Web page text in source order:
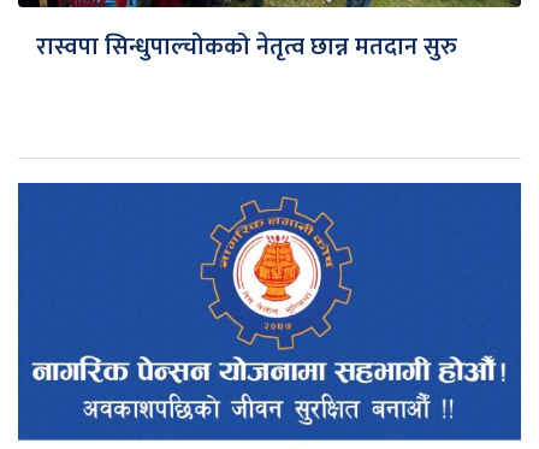
रास्वपा सिन्धुपाल्चोकको नेतृत्व छान्न मतदान सुरु